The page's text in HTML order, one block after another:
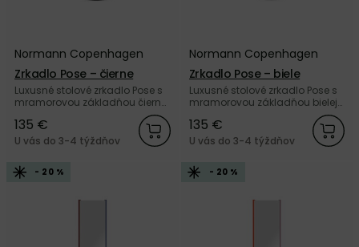
Normann Copenhagen
Zrkadlo Pose – čierne
Luxusné stolové zrkadlo Pose s
mramorovou základňou čiernej
Normann Copenhagen.
135 €
U vás do 3-4 týždňov
Normann Copenhagen
Zrkadlo Pose – biele
Luxusné stolové zrkadlo Pose s
mramorovou základňou bielej
Normann Copenhagen.
135 €
U vás do 3-4 týždňov
- 20 % - 20 %